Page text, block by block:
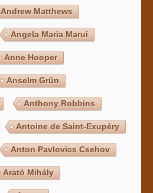
Andrew Matthews
Angela Maria Marui
Anne Hooper
Anselm Grün
Anthony Robbins
Antoine de Saint-Exupéry
Anton Pavlovics Csehov
Arató Mihály